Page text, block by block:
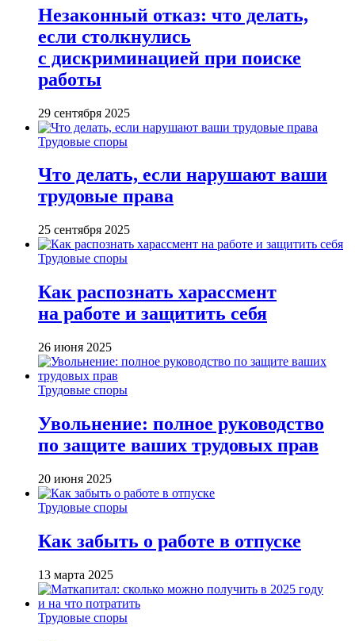
Незаконный отказ: что делать,
если столкнулись
с дискриминацией при поиске
работы
29 сентября 2025
Трудовые споры
Что делать, если нарушают ваши
трудовые права
25 сентября 2025
Трудовые споры
Как распознать харассмент
на работе и защитить себя
26 июня 2025
Трудовые споры
Увольнение: полное руководство
по защите ваших трудовых прав
20 июня 2025
Трудовые споры
Как забыть о работе в отпуске
13 марта 2025
Трудовые споры